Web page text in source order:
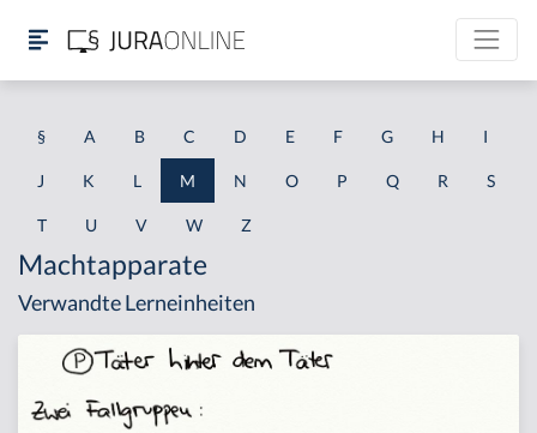
§ A B C D E F G H I
J K L M N O P Q R S
T U V W Z
Machtapparate
Verwandte Lerneinheiten